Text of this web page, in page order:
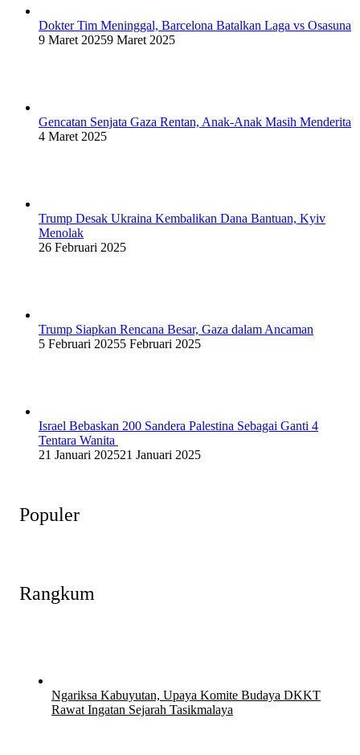
Dokter Tim Meninggal, Barcelona Batalkan Laga vs Osasuna
9 Maret 20259 Maret 2025
Gencatan Senjata Gaza Rentan, Anak-Anak Masih Menderita
4 Maret 2025
Trump Desak Ukraina Kembalikan Dana Bantuan, Kyiv
Menolak
26 Februari 2025
Trump Siapkan Rencana Besar, Gaza dalam Ancaman
5 Februari 20255 Februari 2025
Israel Bebaskan 200 Sandera Palestina Sebagai Ganti 4
Tentara Wanita
21 Januari 202521 Januari 2025
Populer
Rangkum
Ngariksa Kabuyutan, Upaya Komite Budaya DKKT
Rawat Ingatan Sejarah Tasikmalaya